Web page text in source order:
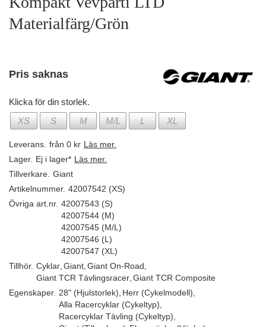
Materialfärg/Grön
Pris saknas
Klicka för din storlek.
XS
S M M/L L XL
Leverans. från 0 kr Läs mer.
Lager. Ej i lager* Läs mer.
Tillverkare. Giant
Artikelnummer. 42007542 (XS)
Övriga art.nr. 42007543 (S)
42007544 (M)
42007545 (M/L)
42007546 (L)
42007547 (XL)
Tillhör. Cyklar Giant Giant On-Road
Giant TCR Tävlingsracer Giant TCR Composite
Egenskaper. 28" (Hjulstorlek) Herr (Cykelmodell)
Alla Racercyklar (Cykeltyp)
Racercyklar Tävling (Cykeltyp)